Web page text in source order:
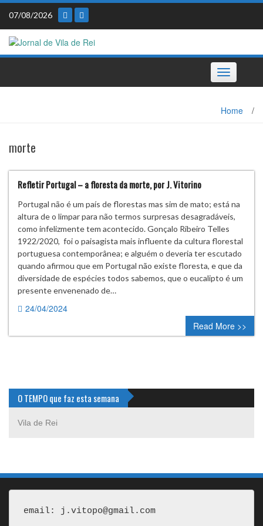
Skip
content
07/08/2026
Toggle
navigation
Home /
morte
Refletir Portugal – a floresta da morte, por J. Vitorino
Portugal não é um país de florestas mas sim de mato; está na
altura de o limpar para não termos surpresas desagradáveis,
como infelizmente tem acontecido. Gonçalo Ribeiro Telles
1922/2020, foi o paisagista mais influente da cultura florestal
portuguesa contemporânea; e alguém o deveria ter escutado
quando afirmou que em Portugal não existe floresta, e que da
diversidade de espécies todos sabemos, que o eucalipto é um
presente envenenado de…
24/04/2024
0 comment
Read More >>
O TEMPO que faz esta semana
Vila de Rei
email: j.vitopo@gmail.com